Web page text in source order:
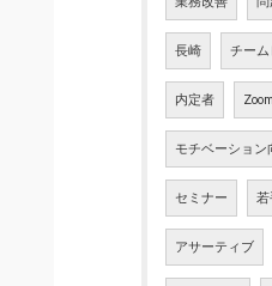
長崎 チー
内定者 Zoom
モチベーション
セミナー 若
アサーティブ